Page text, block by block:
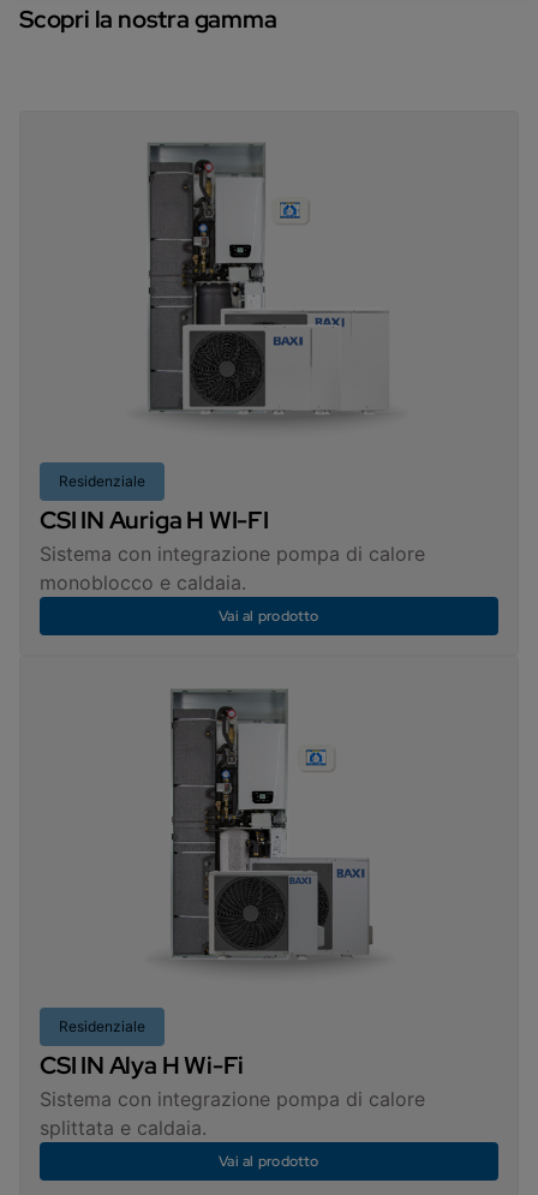
Scopri la nostra gamma
Residenziale
CSI IN Auriga H WI-FI
Sistema con integrazione pompa di calore
monoblocco e caldaia.
Vai al prodotto
Residenziale
CSI IN Alya H Wi-Fi
Sistema con integrazione pompa di calore
splittata e caldaia.
Vai al prodotto